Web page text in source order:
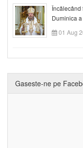
Încălecând
Duminica
01 Aug
Gaseste-ne pe